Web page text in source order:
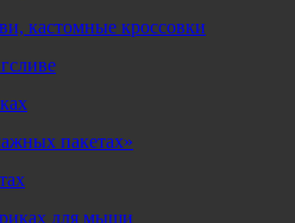
кастомные кроссовки
пакетах»
для мыши